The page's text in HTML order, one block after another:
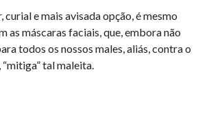
curial e mais avisada opção, é mesmo
as máscaras faciais, que, embora não
todos os nossos males, aliás, contra o
tal maleita.